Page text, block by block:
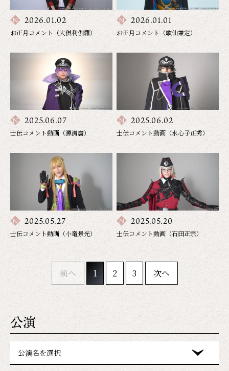
2026.01.02
お正月コメント（大俱利伽羅）
2026.01.01
お正月コメント（歌仙兼定）
2025.06.07
士伝コメント動画（源清麿）
2025.06.02
士伝コメント動画（水心子正秀）
2025.05.27
士伝コメント動画（小竜景光）
2025.05.20
士伝コメント動画（石田正宗）
前へ 1 2 3 次へ
公演
公演名を選択